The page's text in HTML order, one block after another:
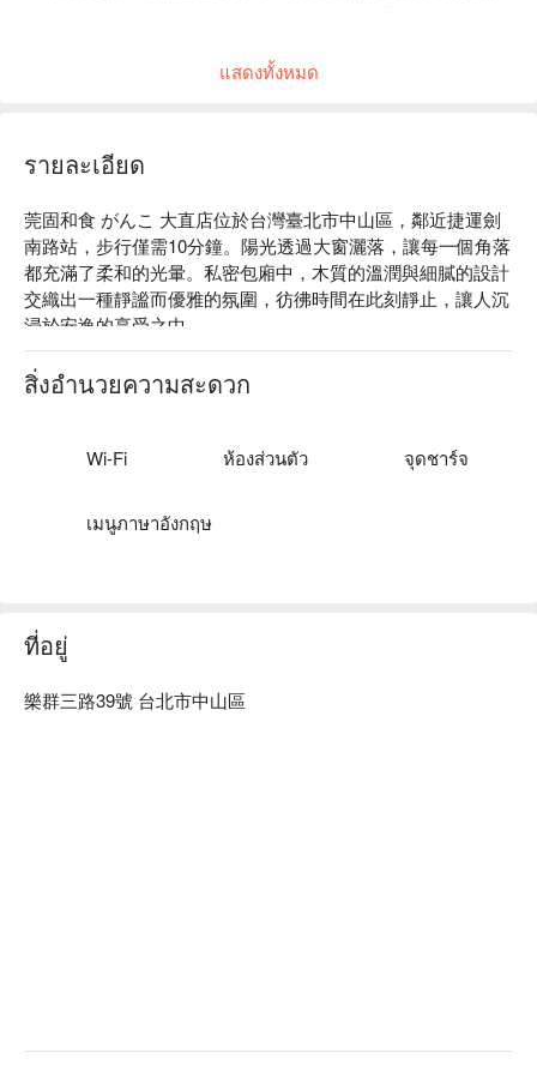
แสดงทั้งหมด
รายละเอียด
莞固和食 がんこ 大直店位於台灣臺北市中山區，鄰近捷運劍
南路站，步行僅需10分鐘。陽光透過大窗灑落，讓每一個角落
都充滿了柔和的光暈。私密包廂中，木質的溫潤與細膩的設計
交織出一種靜謐而優雅的氛圍，彷彿時間在此刻靜止，讓人沉
浸於安逸的享受之中。
🤩 玩樂情報
節日、Fine Dining、傳統美味
🍳 主廚推薦
鯛魚季、鮪魚季、鰻魚季、螃蟹季等主題料理輪番登場，呈現
當令旬味。
【節慶限定合菜】
สิ่งอำนวยความสะดวก
Wi-Fi ห้องส่วนตัว จุดชาร์จ
เมนูภาษาอังกฤษ
ที่อยู่
樂群三路39號 台北市中山區